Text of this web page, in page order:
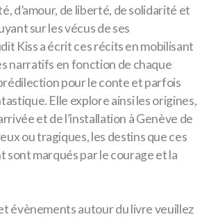
d’amour, de liberté, de solidarité et
sur les vécus de ses
Kiss a écrit ces récits en mobilisant
narratifs en fonction de chaque
pour le conte et parfois
Elle explore ainsi les origines,
et de l’installation à Genève de
ou tragiques, les destins que ces
sont marqués par le courage et la
évènements autour du livre veuillez